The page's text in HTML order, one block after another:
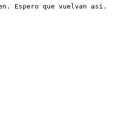
Espero que vuelvan así.